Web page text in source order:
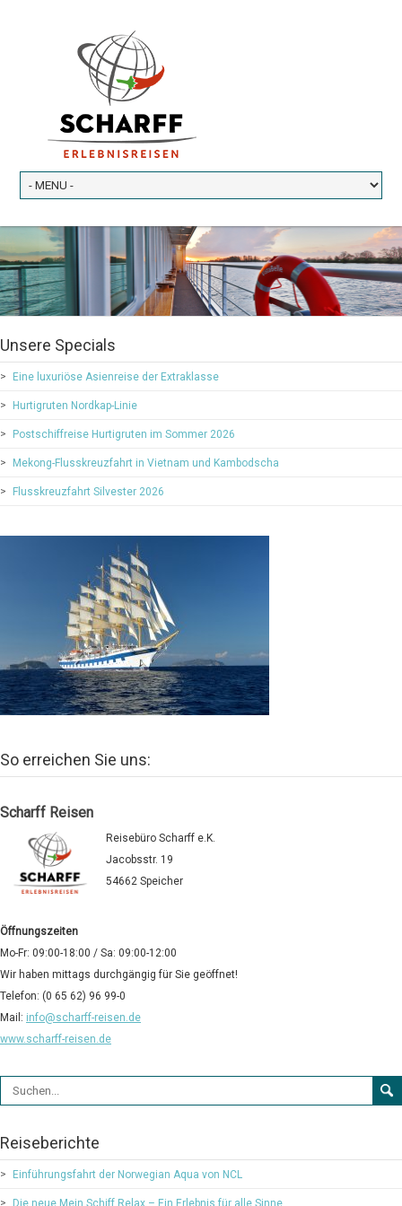
Unsere Specials
Eine luxuriöse Asienreise der Extraklasse
Hurtigruten Nordkap-Linie
Postschiffreise Hurtigruten im Sommer 2026
Mekong-Flusskreuzfahrt in Vietnam und Kambodscha
Flusskreuzfahrt Silvester 2026
So erreichen Sie uns:
Scharff Reisen
Reisebüro Scharff e.K.
Jacobsstr. 19
54662 Speicher
Öffnungszeiten
Mo-Fr: 09:00-18:00 / Sa: 09:00-12:00
Wir haben mittags durchgängig für Sie geöffnet!
Telefon: (0 65 62) 96 99-0
Mail: info@scharff-reisen.de
www.scharff-reisen.de
Suchformular
Reiseberichte
Einführungsfahrt der Norwegian Aqua von NCL
Die neue Mein Schiff Relax – Ein Erlebnis für alle Sinne